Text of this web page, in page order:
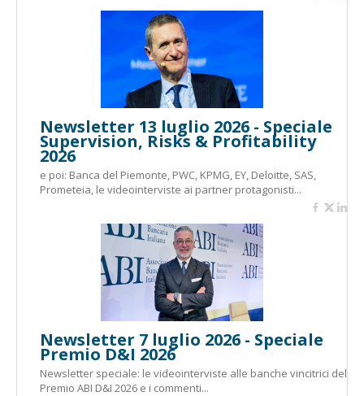
Newsletter 13 luglio 2026 - Speciale
Supervision, Risks & Profitability
2026
e poi: Banca del Piemonte, PWC, KPMG, EY, Deloitte, SAS,
Prometeia, le videointerviste ai partner protagonisti...
Newsletter 7 luglio 2026 - Speciale
Premio D&I 2026
Newsletter speciale: le videointerviste alle banche vincitrici del
Premio ABI D&I 2026 e i commenti...